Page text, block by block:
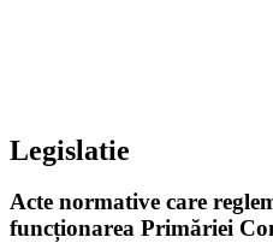
Legislatie
Acte normative care
funcționarea Primăriei